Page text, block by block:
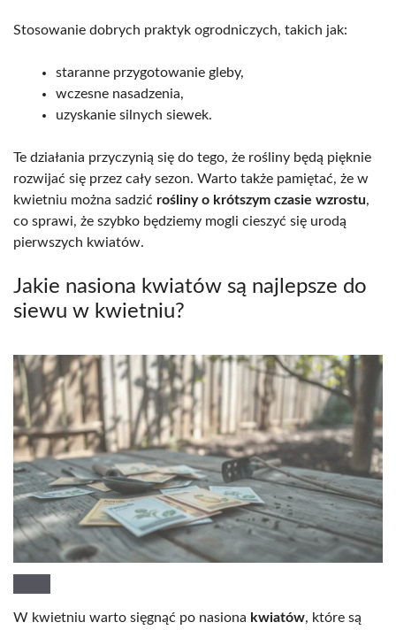
Stosowanie dobrych praktyk ogrodniczych, takich jak:
staranne przygotowanie gleby,
wczesne nasadzenia,
uzyskanie silnych siewek.
Te działania przyczynią się do tego, że rośliny będą pięknie
rozwijać się przez cały sezon. Warto także pamiętać, że w
kwietniu można sadzić rośliny o krótszym czasie wzrostu,
co sprawi, że szybko będziemy mogli cieszyć się urodą
pierwszych kwiatów.
Jakie nasiona kwiatów są najlepsze do
siewu w kwietniu?
W kwietniu warto sięgnąć po nasiona kwiatów, które są